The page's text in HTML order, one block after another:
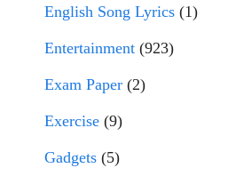
English Song Lyrics (1)
Entertainment (923)
Exam Paper (2)
Exercise (9)
Gadgets (5)